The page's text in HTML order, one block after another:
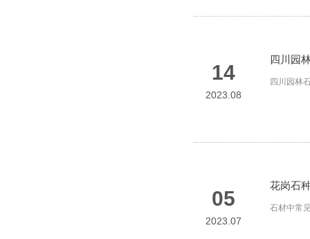
14
2023.08
四川园
四川园林
05
2023.07
花岗石
石材中常